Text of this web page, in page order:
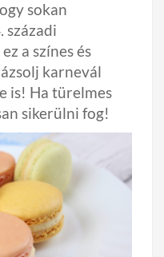
sokan
századi
a színes és
karnevál
is! Ha türelmes
sikerülni fog!